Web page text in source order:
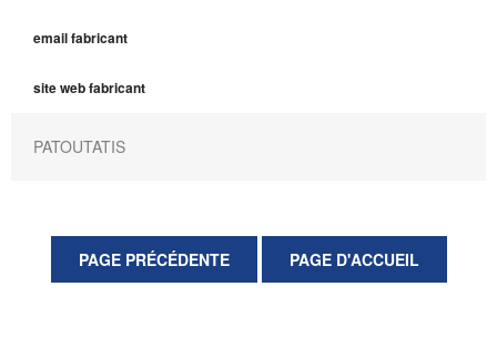
email fabricant
site web fabricant
PATOUTATIS